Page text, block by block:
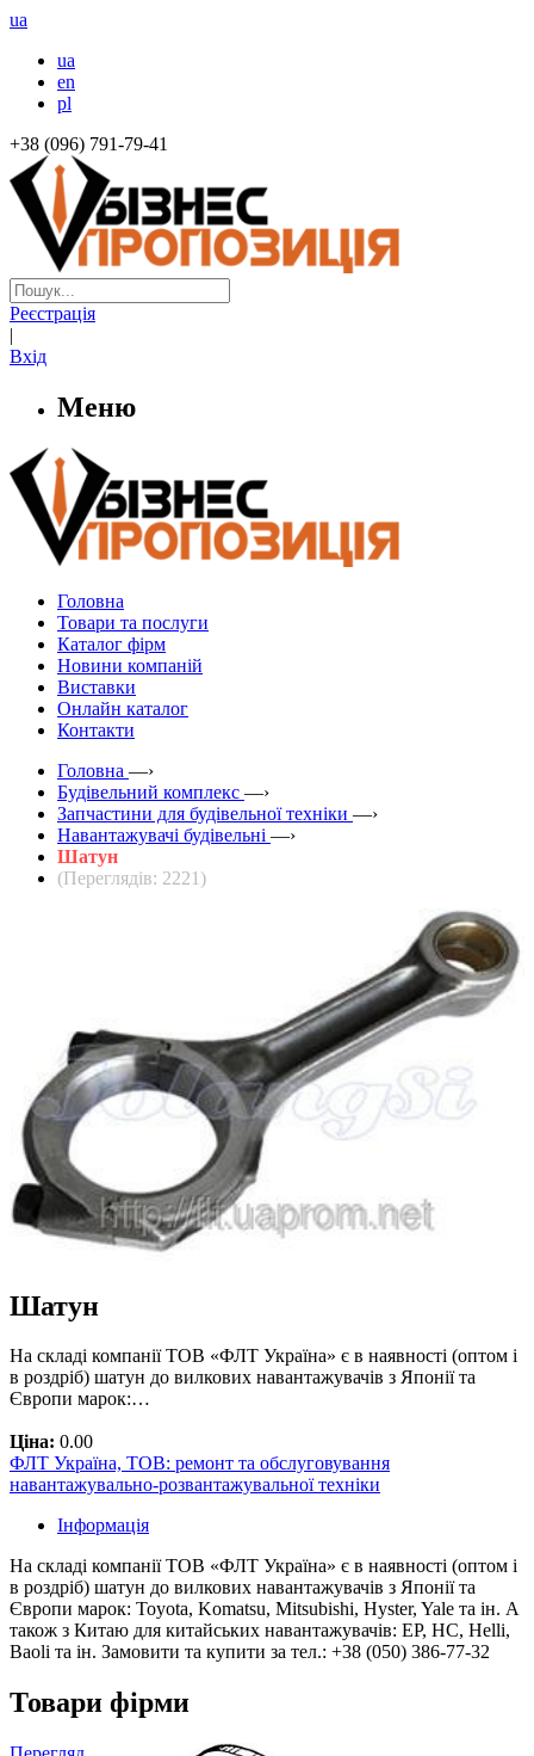
ua
ua
en
pl
+38 (096) 791-79-41
Реєстрація
|
Вхід
Меню
Головна
Товари та послуги
Каталог фірм
Новини компаній
Виставки
Онлайн каталог
Контакти
Головна —›
Будівельний комплекс —›
Запчастини для будівельної техніки —›
Навантажувачі будівельні —›
Шатун
(Переглядів: 2221)
Шатун
На складі компанії ТОВ «ФЛТ Україна» є в наявності (оптом і
в роздріб) шатун до вилкових навантажувачів з Японії та
Європи марок:…
Ціна: 0.00
ФЛТ Україна, ТОВ: ремонт та обслуговування
навантажувально-розвантажувальної техніки
Інформація
На складі компанії ТОВ «ФЛТ Україна» є в наявності (оптом і
в роздріб) шатун до вилкових навантажувачів з Японії та
Європи марок: Toyota, Komatsu, Mitsubishi, Hyster, Yale та ін. А
також з Китаю для китайських навантажувачів: EP, HC, Helli,
Baoli та ін. Замовити та купити за тел.: +38 (050) 386-77-32
Товари фірми